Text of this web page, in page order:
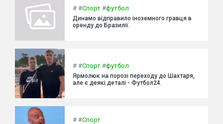
# #Спорт #футбол
Динамо відправило іноземного гравця в
оренду до Бразилії.
# #Спорт #футбол
Ярмолюк на порозі переходу до Шахтаря,
але є деякі деталі - Футбол24.
# #Спорт